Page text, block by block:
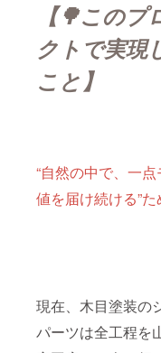
【🌳このプ
クトで実現
こと】
“自然の中で、一
値を届け続ける”
現在、木目塗装の
パーツは全工程を